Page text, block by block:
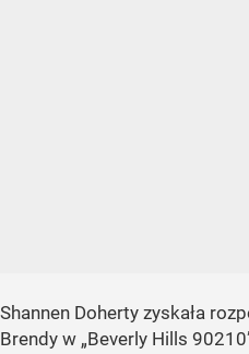
Shannen Doherty zyskała
Brendy w „Beverly Hills